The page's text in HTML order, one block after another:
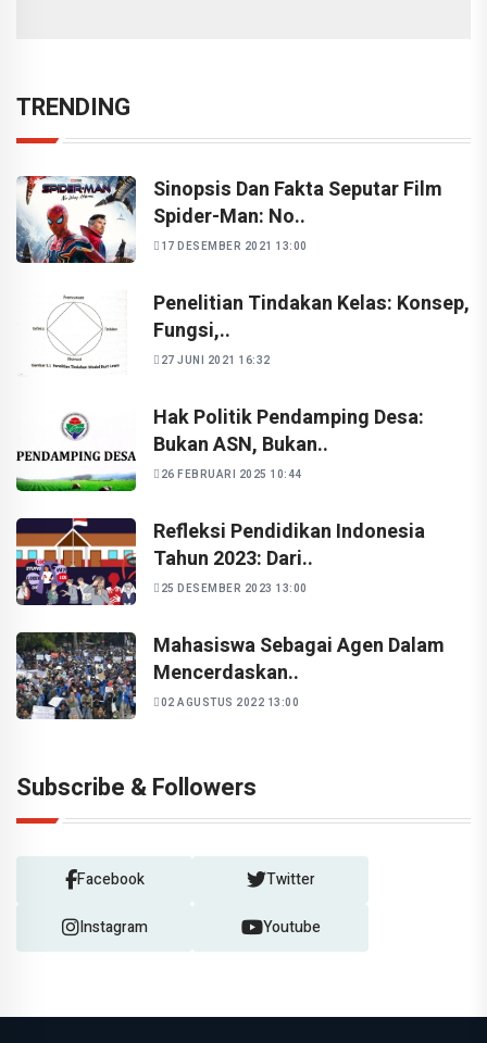
TRENDING
Sinopsis Dan Fakta Seputar Film
Spider-Man: No..
17 DESEMBER 2021 13:00
Penelitian Tindakan Kelas: Konsep,
Fungsi,..
27 JUNI 2021 16:32
Hak Politik Pendamping Desa:
Bukan ASN, Bukan..
26 FEBRUARI 2025 10:44
Refleksi Pendidikan Indonesia
Tahun 2023: Dari..
25 DESEMBER 2023 13:00
Mahasiswa Sebagai Agen Dalam
Mencerdaskan..
02 AGUSTUS 2022 13:00
Subscribe & Followers
Facebook Twitter
Instagram Youtube